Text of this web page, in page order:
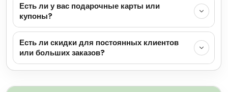
Есть ли у вас подарочные карты или
купоны?
Есть ли скидки для постоянных клиентов
или больших заказов?